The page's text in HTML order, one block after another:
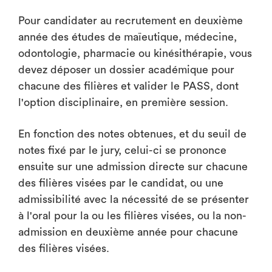
Pour candidater au recrutement en deuxième
année des études de maïeutique, médecine,
odontologie, pharmacie ou kinésithérapie, vous
devez déposer un dossier académique pour
chacune des filières et valider le PASS, dont
l'option disciplinaire, en première session.
En fonction des notes obtenues, et du seuil de
notes fixé par le jury, celui-ci se prononce
ensuite sur une admission directe sur chacune
des filières visées par le candidat, ou une
admissibilité avec la nécessité de se présenter
à l'oral pour la ou les filières visées, ou la non-
admission en deuxième année pour chacune
des filières visées.